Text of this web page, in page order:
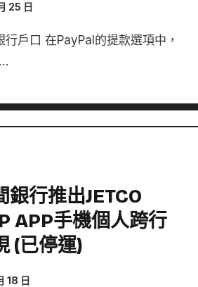
25 日
銀行推出JETCO
APP手機個人跨行
(已停運)
18 日